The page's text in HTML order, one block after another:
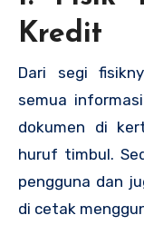
Kredit
Dari segi
semua
dokumen di
huruf timbul.
pengguna dan
di cetak